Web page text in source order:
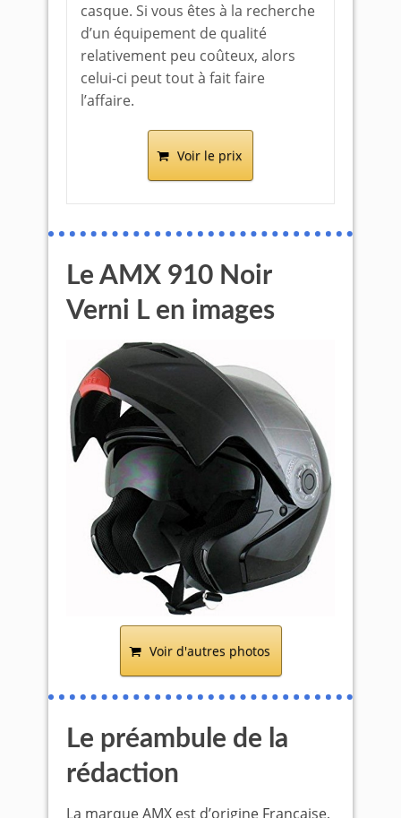
casque. Si vous êtes à la recherche
d’un équipement de qualité
relativement peu coûteux, alors
celui-ci peut tout à fait faire
l’affaire.
Voir le prix
Le AMX 910 Noir
Verni L en images
Voir d'autres photos
Le préambule de la
rédaction
La marque AMX est d’origine Française,